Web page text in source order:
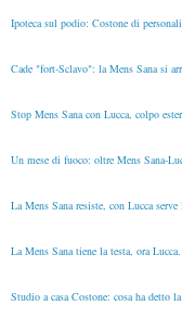
Ipoteca sul podio: Costone di
Cade "fort-Sclavo": la Mens Sana si
Stop Mens Sana con Lucca, colpo
Un mese di fuoco: oltre Mens Sana-
La Mens Sana resiste, con Lucca
La Mens Sana tiene la testa, ora
Studio a casa Costone: cosa ha detto